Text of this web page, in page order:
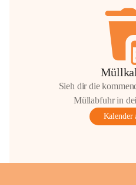
Sieh dir die
Müllabfuhr in
Kalender